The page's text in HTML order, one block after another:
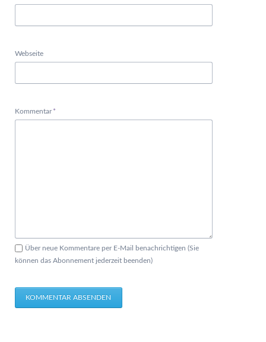
Webseite
Pflichtfeld
Kommentar *
Über neue Kommentare per E-Mail benachrichtigen (Sie
können das Abonnement jederzeit beenden)
KOMMENTAR ABSENDEN